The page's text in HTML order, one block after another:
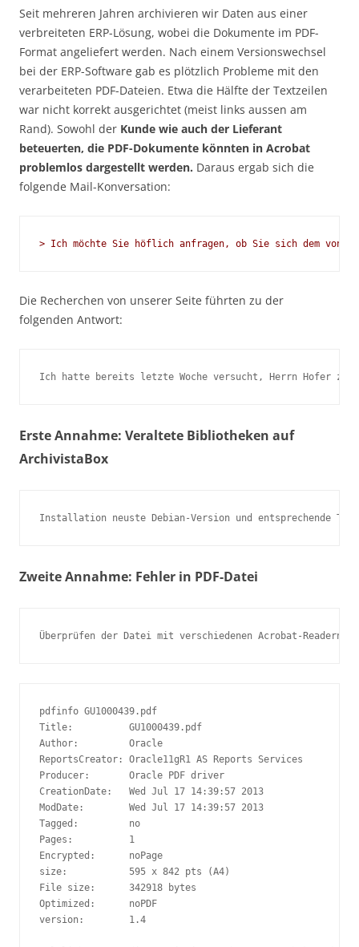
Seit mehreren Jahren archivieren wir Daten aus einer
verbreiteten ERP-Lösung, wobei die Dokumente im PDF-
Format angeliefert werden. Nach einem Versionswechsel
bei der ERP-Software gab es plötzlich Probleme mit den
verarbeiteten PDF-Dateien. Etwa die Hälfte der Textzeilen
war nicht korrekt ausgerichtet (meist links aussen am
Rand). Sowohl der Kunde wie auch der Lieferant
beteuerten, die PDF-Dokumente könnten in Acrobat
problemlos dargestellt werden. Daraus ergab sich die
folgende Mail-Konversation:
> Ich möchte Sie höflich anfragen, ob Sie sich dem von
Die Recherchen von unserer Seite führten zu der
folgenden Antwort:
Ich hatte bereits letzte Woche versucht, Herrn Hofer zu
Erste Annahme: Veraltete Bibliotheken auf
ArchivistaBox
Installation neuste Debian-Version und entsprechende
Zweite Annahme: Fehler in PDF-Datei
Überprüfen der Datei mit verschiedenen Acrobat-
pdfinfo GU1000439.pdf
Title:          GU1000439.pdf
Author:         Oracle
ReportsCreator: Oracle11gR1 AS Reports Services
Producer:       Oracle PDF driver
CreationDate:   Wed Jul 17 14:39:57 2013
ModDate:        Wed Jul 17 14:39:57 2013
Tagged:         no
Pages:          1
Encrypted:      noPage
size:           595 x 842 pts (A4)
File size:      342918 bytes
Optimized:      noPDF
version:        1.4